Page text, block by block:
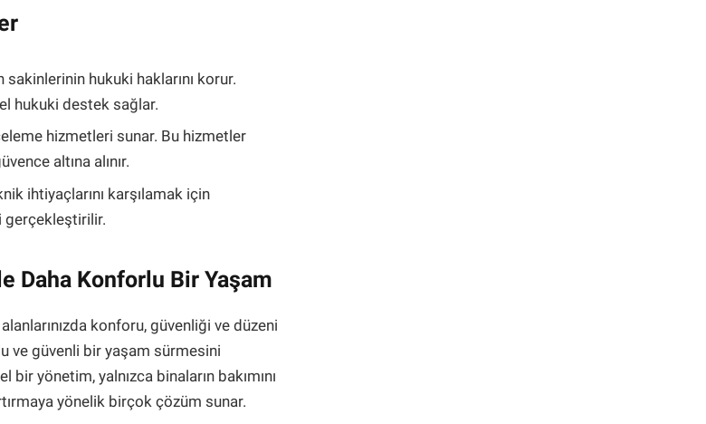
hukuki haklarını korur.
hukuki destek sağlar.
hizmetleri sunar. Bu hizmetler
altına alınır.
ihtiyaçlarını karşılamak için
gerçekleştirilir.
Daha Konforlu Bir Yaşam
konforu, güvenliği ve düzeni
ve güvenli bir yaşam sürmesini
yönetim, yalnızca binaların bakımını
yönelik birçok çözüm sunar.